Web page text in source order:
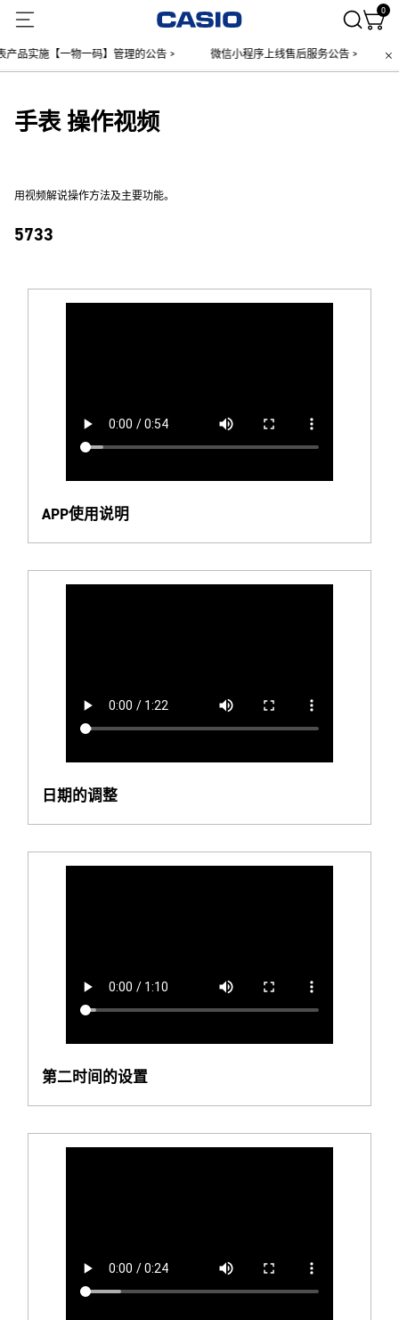
0
品实施【一物一码】管理的公告 > 微信小程序上线售后服务公告 > 关
手表 操作视频
用视频解说操作方法及主要功能。
5733
APP使用说明
日期的调整
第二时间的设置